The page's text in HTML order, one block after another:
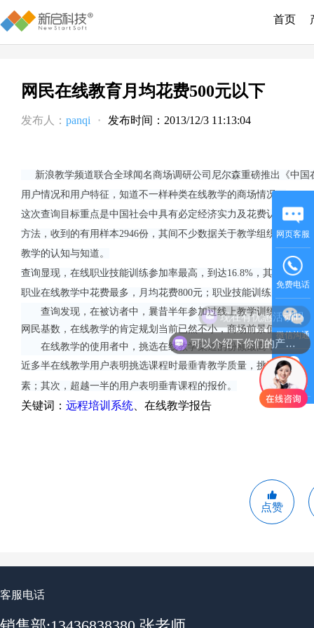
首页
网民在线教育月均花费500元以下
发布人： panqi · 发布时间：2013/12/3 11:13:04
新浪教学频道联合全球闻名商场调研公司尼尔森重磅推出《中国
用户情况和用户特征，知道不一样种类在线教学的商场情况。
这次查询目标重点是中国社会中具有必定经济实力及花费认识、重
方法，收到的有用样本2946份，其间不少数据关于教学组织的资
教学的认知与知道。
查询显现，在线职业技能训练参加率最高，到达16.8%，其次是在
职业在线教学中花费最多，月均花费800元；职业技能训练的月均花
查询发现，在被访者中，曩昔半年参加过线上教学训练的份额
网民基数，在线教学的肯定规划当前已然不小，商场前景值得等待
在线教学的使用者中，挑选在线教学渠道的份额最高，超越六
近多半在线教学用户表明挑选课程时最垂青教学质量，挑选师资的
素；其次，超越一半的用户表明垂青课程的报价。
关键词： 远程培训系统 、在线教学报告
点赞
客服电话
网页客服
免费电话
微信沟通
QQ客服
可以介绍下你们的产品么
现在有优惠活动吗